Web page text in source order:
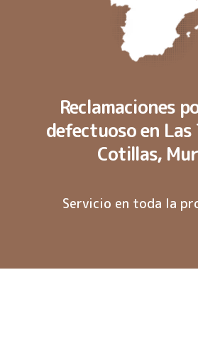
Reclamaciones
defectuoso en Las
Cotillas,
Servicio en toda la